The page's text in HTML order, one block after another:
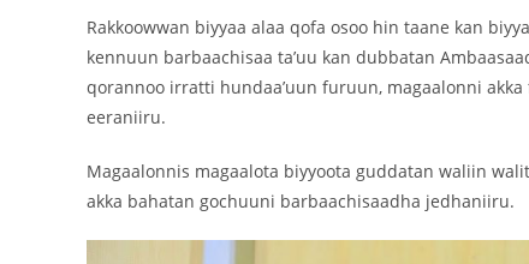
Rakkoowwan biyyaa alaa qofa osoo hin taane kan
kennuun barbaachisaa ta’uu kan dubbatan
qorannoo irratti hundaa’uun furuun, magaalonni akka
eeraniiru.
Magaalonnis magaalota biyyoota guddatan waliin
akka bahatan gochuuni barbaachisaadha jedhaniiru.